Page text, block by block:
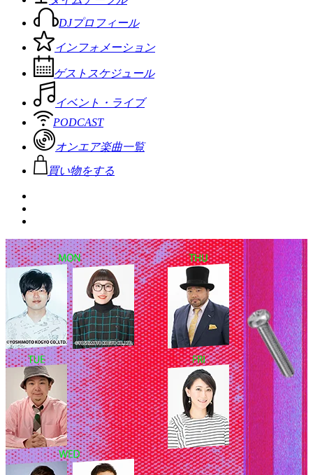
DJプロフィール
インフォメーション
ゲストスケジュール
イベント・ライブ
PODCAST
オンエア楽曲一覧
買い物をする